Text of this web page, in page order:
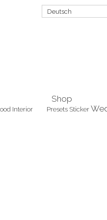
Deutsch
Interior
Shop
Presets Sticker